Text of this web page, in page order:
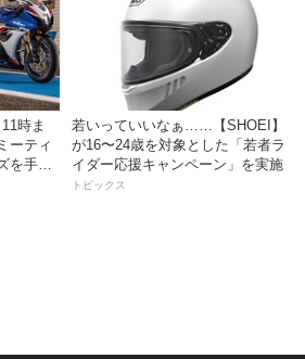
時ま
ーティ
を手に
若いっていいなぁ……【SHOEI】
が16〜24歳を対象とした「若者ラ
イダー応援キャンペーン」を実施
トピックス